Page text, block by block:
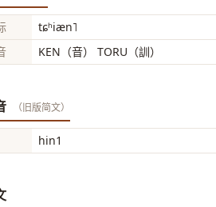
tɕʰiæn˥
KEN（音） TORU（訓）
（旧版简文）
hin1